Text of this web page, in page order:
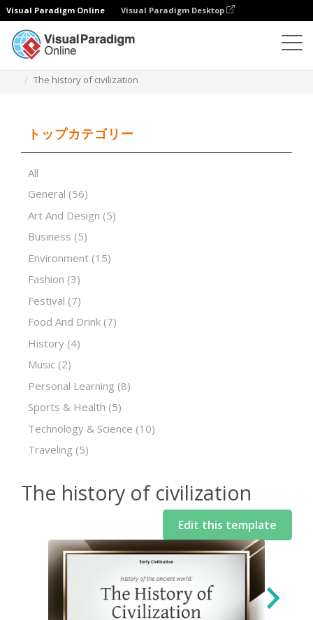
Visual Paradigm Online Visual Paradigm Desktop
The history of civilization
トップカテゴリー
All
General (56)
Art And Design (5)
Business (5)
Environment (15)
Fashion (3)
Festival (7)
Food And Drink (7)
History (4)
Music (2)
Personal Learning (8)
Sports & Health (5)
Technology & Science (10)
Traveling (5)
The history of civilization
Edit this template